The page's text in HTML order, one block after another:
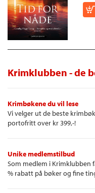
Krimklubben - de
Krimbøkene du vil lese
Vi velger ut de beste
portofritt over kr 399,-!
Unike medlemstilbud
Som medlem i Krimklubben
% rabatt på bøker og fine